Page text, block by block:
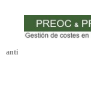
anti